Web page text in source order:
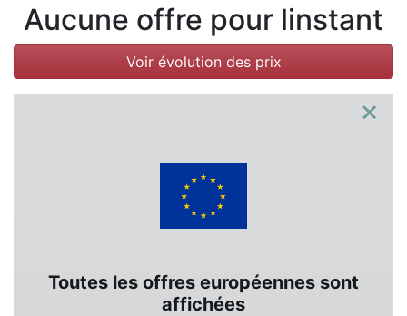
Aucune offre pour linstant
Voir évolution des prix
×
Toutes les offres européennes sont
affichées